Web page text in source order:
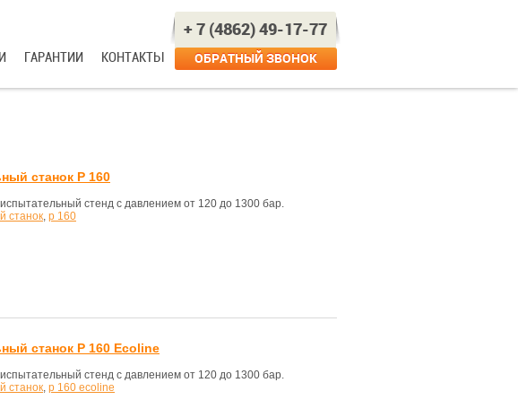
+ 7 (4862) 49-17-77
ОБРАТНЫЙ ЗВОНОК
ГАРАНТИИ КОНТАКТЫ
станок P 160
стенд с давлением от 120 до 1300 бар.
станок, p 160
станок P 160 Ecoline
стенд с давлением от 120 до 1300 бар.
станок, p 160 ecoline